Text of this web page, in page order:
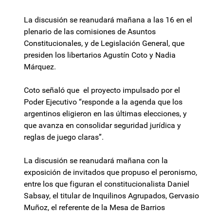
La discusión se reanudará mañana a las 16 en el
plenario de las comisiones de Asuntos
Constitucionales, y de Legislación General, que
presiden los libertarios Agustín Coto y Nadia
Márquez.
Coto señaló que el proyecto impulsado por el
Poder Ejecutivo “responde a la agenda que los
argentinos eligieron en las últimas elecciones, y
que avanza en consolidar seguridad jurídica y
reglas de juego claras”.
La discusión se reanudará mañana con la
exposición de invitados que propuso el peronismo,
entre los que figuran el constitucionalista Daniel
Sabsay, el titular de Inquilinos Agrupados, Gervasio
Muñoz, el referente de la Mesa de Barrios